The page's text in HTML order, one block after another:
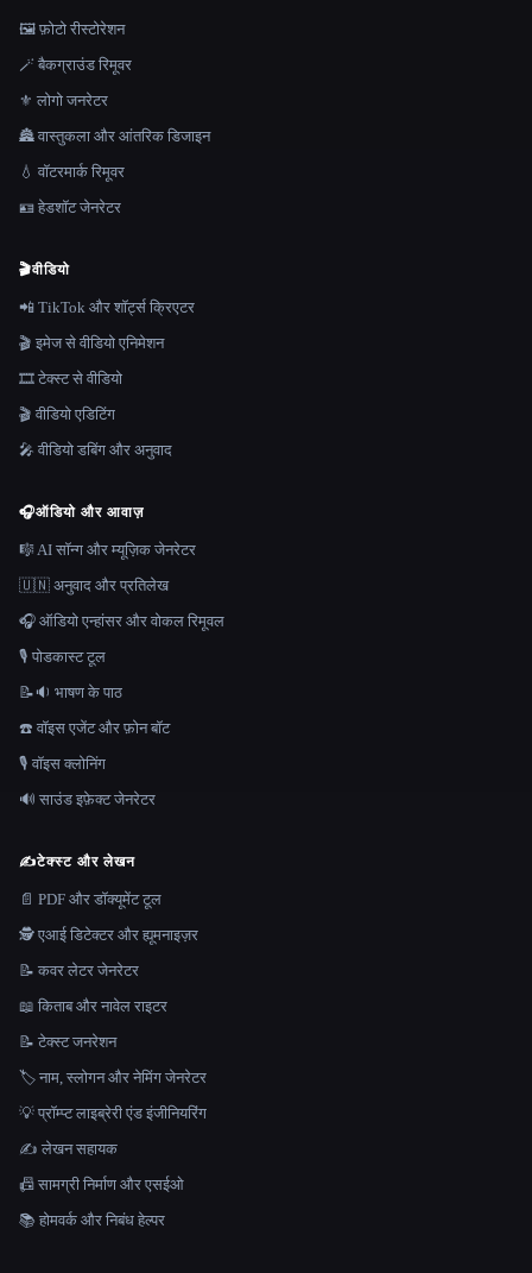
🖼️ फ़ोटो रीस्टोरेशन
🪄 बैकग्राउंड रिमूवर
⚜️ लोगो जनरेटर
🏯 वास्तुकला और आंतरिक डिजाइन
💧 वॉटरमार्क रिमूवर
🪪 हेडशॉट जेनरेटर
🎬वीडियो
📲 TikTok और शॉर्ट्स क्रिएटर
🎬 इमेज से वीडियो एनिमेशन
🎞️ टेक्स्ट से वीडियो
🎬 वीडियो एडिटिंग
🎤 वीडियो डबिंग और अनुवाद
🎧ऑडियो और आवाज़
🎼 AI सॉन्ग और म्यूज़िक जेनरेटर
🇺🇳 अनुवाद और प्रतिलेख
🎧 ऑडियो एन्हांसर और वोकल रिमूवल
🎙️ पोडकास्ट टूल
📝🔉 भाषण के पाठ
☎️ वॉइस एजेंट और फ़ोन बॉट
🎙️ वॉइस क्लोनिंग
🔊 साउंड इफ़ेक्ट जेनरेटर
✍️टेक्स्ट और लेखन
📄 PDF और डॉक्यूमेंट टूल
🕵️ एआई डिटेक्टर और ह्यूमनाइज़र
📝 कवर लेटर जेनरेटर
📖 किताब और नावेल राइटर
📝 टेक्स्ट जनरेशन
🏷️ नाम, स्लोगन और नेमिंग जेनरेटर
💡 प्रॉम्प्ट लाइब्रेरी एंड इंजीनियरिंग
✍️ लेखन सहायक
📠 सामग्री निर्माण और एसईओ
📚 होमवर्क और निबंध हेल्पर